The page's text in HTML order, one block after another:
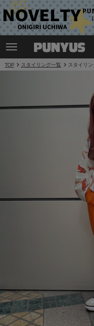
TOP スタイリング一覧 スタイリ